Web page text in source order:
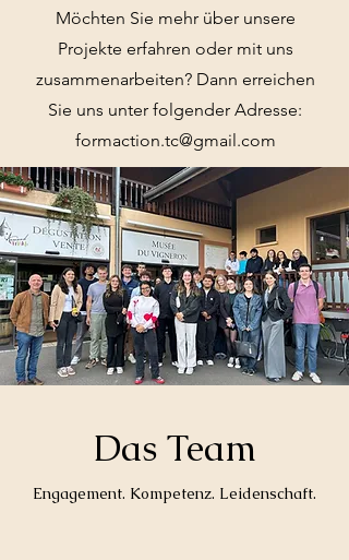
Möchten Sie mehr über unsere
Projekte erfahren oder mit uns
zusammenarbeiten? Dann erreichen
Sie uns unter folgender Adresse:
formaction.tc@gmail.com
Das Team
Engagement. Kompetenz. Leidenschaft.